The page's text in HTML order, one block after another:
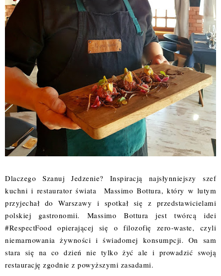
Dlaczego Szanuj Jedzenie? Inspiracją najsłynniejszy szef
kuchni i restaurator świata Massimo Bottura, który w lutym
przyjechał do Warszawy i spotkał się z przedstawicielami
polskiej gastronomii. Massimo Bottura jest twórcą idei
#RespectFood opierającej się o filozofię zero-waste, czyli
niemarnowania żywności i świadomej konsumpcji. On sam
stara się na co dzień nie tylko żyć ale i prowadzić swoją
restaurację zgodnie z powyższymi zasadami.